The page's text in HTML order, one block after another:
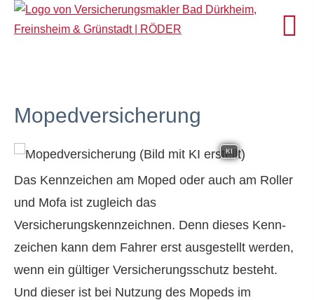
Mopedversicherung
KI
Das Kenn­zeichen am Moped oder auch am Roller
und Mofa ist zugleich das
Versicherungskennzeichnen. Denn dieses Kenn­
zeichen kann dem Fahrer erst ausgestellt werden,
wenn ein gültiger Versicherungsschutz besteht.
Und dieser ist bei Nutzung des Mopeds im